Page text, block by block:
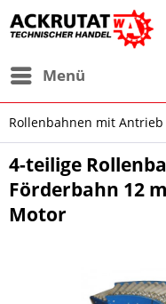
Menü
Rollenbahnen mit Antrieb
4-teilige
Förderbahn 12
Motor